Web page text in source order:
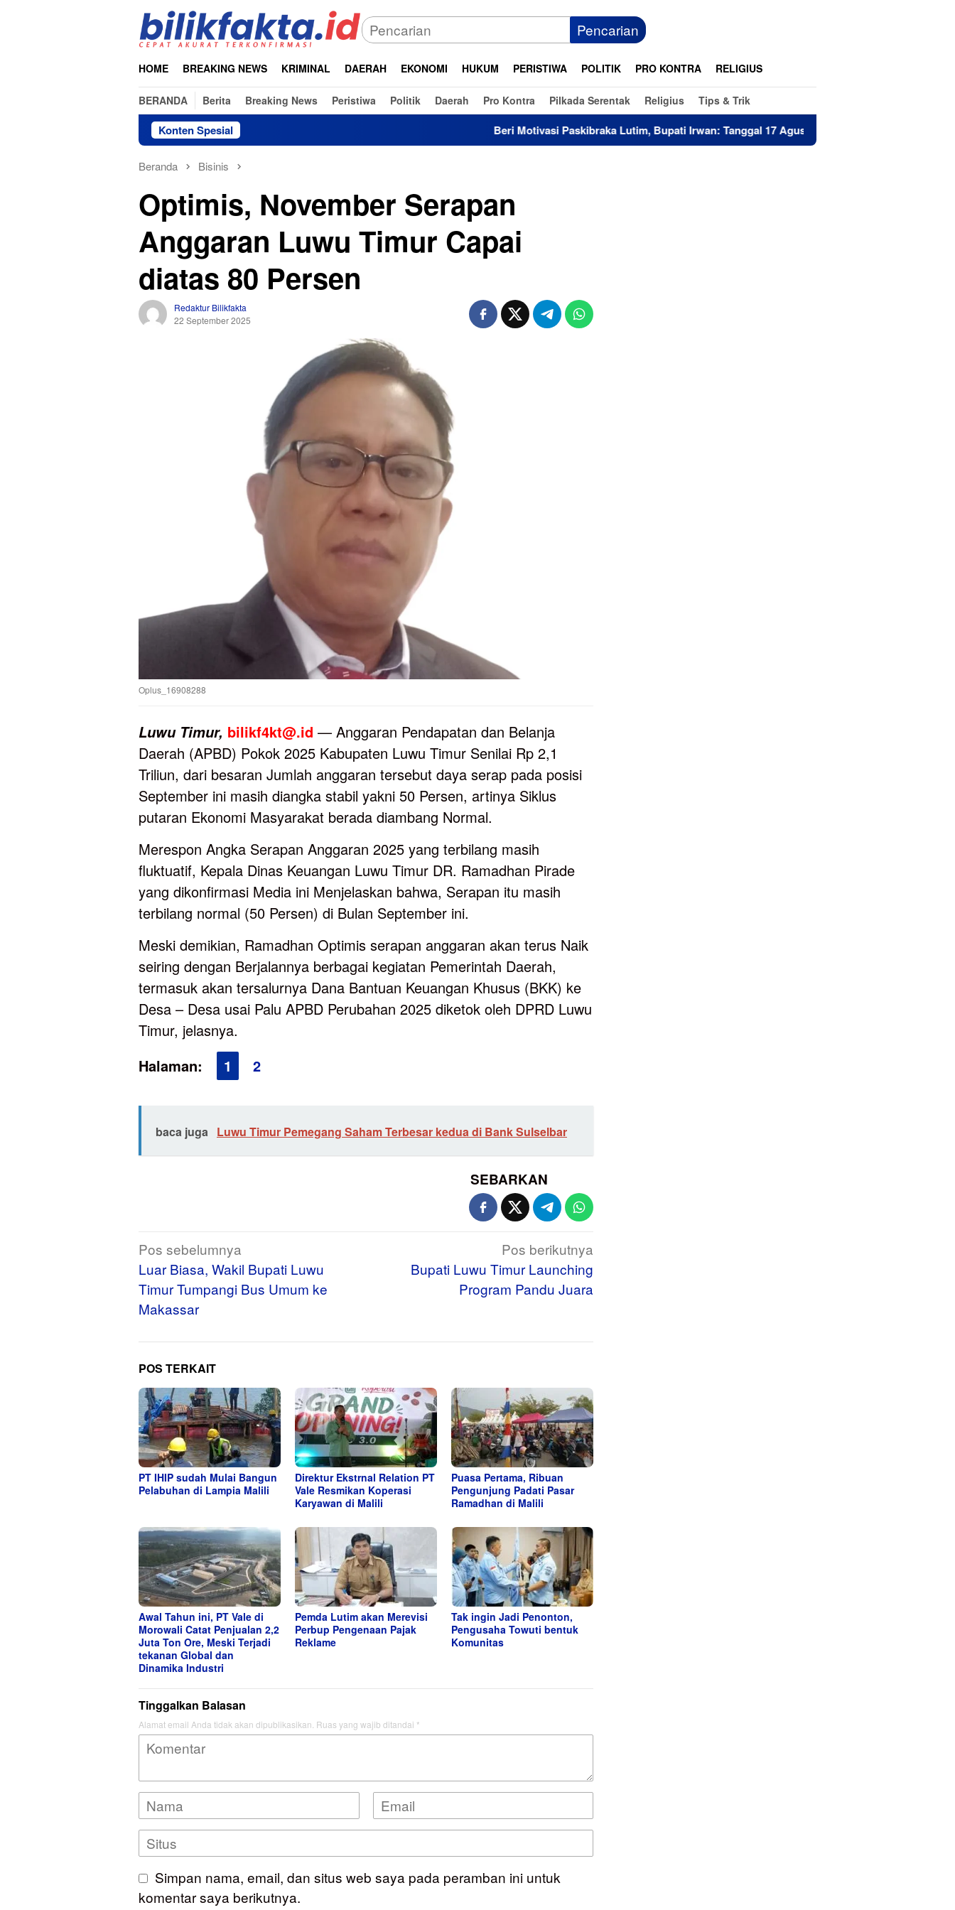
Pencarian
HOME BREAKING NEWS KRIMINAL DAERAH EKONOMI HUKUM PERISTIWA POLITIK PRO KONTRA RELIGIUS
BERANDA Berita Breaking News Peristiwa Politik Daerah Pro Kontra Pilkada Serentak Religius Tips & Trik
Konten Spesial Beri Motivasi Paskibraka Lutim, Bupati Irwan: Tanggal 17 Agustus Kalian Jadi Perhatian
Beranda Bisinis
Optimis, November Serapan
Anggaran Luwu Timur Capai
diatas 80 Persen
Redaktur Bilikfakta
22 September 2025
Oplus_16908288
Luwu Timur, bilikf4kt@.id — Anggaran Pendapatan dan Belanja
Daerah (APBD) Pokok 2025 Kabupaten Luwu Timur Senilai Rp 2,1
Triliun, dari besaran Jumlah anggaran tersebut daya serap pada posisi
September ini masih diangka stabil yakni 50 Persen, artinya Siklus
putaran Ekonomi Masyarakat berada diambang Normal.
Merespon Angka Serapan Anggaran 2025 yang terbilang masih
fluktuatif, Kepala Dinas Keuangan Luwu Timur DR. Ramadhan Pirade
yang dikonfirmasi Media ini Menjelaskan bahwa, Serapan itu masih
terbilang normal (50 Persen) di Bulan September ini.
Meski demikian, Ramadhan Optimis serapan anggaran akan terus Naik
seiring dengan Berjalannya berbagai kegiatan Pemerintah Daerah,
termasuk akan tersalurnya Dana Bantuan Keuangan Khusus (BKK) ke
Desa – Desa usai Palu APBD Perubahan 2025 diketok oleh DPRD Luwu
Timur, jelasnya.
Halaman:
1 2
baca juga Luwu Timur Pemegang Saham Terbesar kedua di Bank Sulselbar
SEBARKAN
Navigasi
pos
Pos sebelumnya
Luar Biasa, Wakil Bupati Luwu
Timur Tumpangi Bus Umum ke
Makassar
Pos berikutnya
Bupati Luwu Timur Launching
Program Pandu Juara
POS TERKAIT
PT IHIP sudah Mulai Bangun
Pelabuhan di Lampia Malili
Direktur Ekstrnal Relation PT
Vale Resmikan Koperasi
Karyawan di Malili
Puasa Pertama, Ribuan
Pengunjung Padati Pasar
Ramadhan di Malili
Awal Tahun ini, PT Vale di
Morowali Catat Penjualan 2,2
Juta Ton Ore, Meski Terjadi
tekanan Global dan
Dinamika Industri
Pemda Lutim akan Merevisi
Perbup Pengenaan Pajak
Reklame
Tak ingin Jadi Penonton,
Pengusaha Towuti bentuk
Komunitas
Tinggalkan Balasan
Alamat email Anda tidak akan dipublikasikan. Ruas yang wajib ditandai *
Simpan nama, email, dan situs web saya pada peramban ini untuk
komentar saya berikutnya.